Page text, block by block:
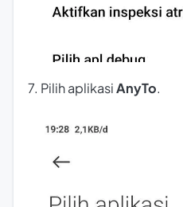
7. Pilih aplikasiAnyTo.